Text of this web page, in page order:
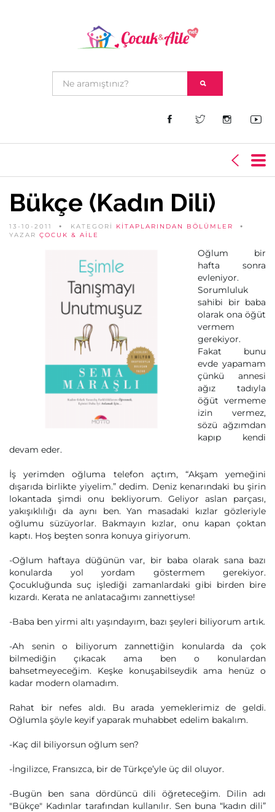
Bükçe (Kadın Dili)
13-10-2011 KATEGORİ KITAPLARINDAN BÖLÜMLER
YAZAR ÇOCUK & AILE
Oğlum bir
hafta sonra
evleniyor.
Sorumluluk
sahibi bir baba
olarak ona öğüt
vermem
gerekiyor.
Fakat bunu
evde yapamam
çünkü annesi
ağız tadıyla
öğüt vermeme
izin vermez,
sözü ağzımdan
kapıp kendi
devam eder.
İş yerimden oğluma telefon açtım, “Akşam yemeğini
dışarıda birlikte yiyelim.” dedim. Deniz kenarındaki bu şirin
lokantada şimdi onu bekliyorum. Geliyor aslan parçası,
yakışıklılığı da aynı ben. Yan masadaki kızlar gözleriyle
oğlumu süzüyorlar. Bakmayın kızlar, onu kapan çoktan
kaptı. Hoş beşten sonra konuya giriyorum.
-Oğlum haftaya düğünün var, bir baba olarak sana bazı
konularda yol yordam göstermem gerekiyor.
Çocukluğunda suç işlediği zamanlardaki gibi birden bire
kızardı. Kerata ne anlatacağımı zannettiyse!
-Baba ben yirmi altı yaşındayım, bazı şeyleri biliyorum artık.
-Ah senin o biliyorum zannettiğin konularda da çok
bilmediğin çıkacak ama ben o konulardan
bahsetmeyeceğim. Keşke konuşabilseydik ama henüz o
kadar modern olamadım.
Rahat bir nefes aldı. Bu arada yemeklerimiz de geldi.
Oğlumla şöyle keyif yaparak muhabbet edelim bakalım.
-Kaç dil biliyorsun oğlum sen?
-İngilizce, Fransızca, bir de Türkçe’yle üç dil oluyor.
-Bugün ben sana dördüncü dili öğreteceğim. Dilin adı
"Bükçe" Kadınlar tarafından kullanılır. Sen buna “kadın dili”